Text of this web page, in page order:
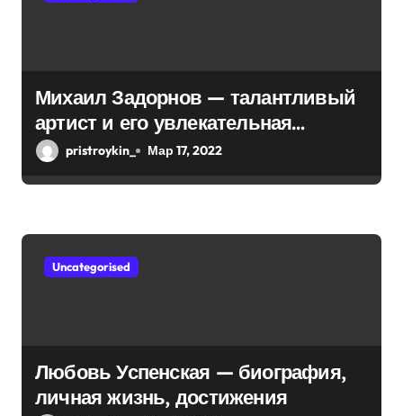
и
с
я
м
Михаил Задорнов — талантливый
артист и его увлекательная
биография — выдающиеся
pristroykin_ Мар 17, 2022
Uncategorised
Любовь Успенская — биография,
личная жизнь, достижения